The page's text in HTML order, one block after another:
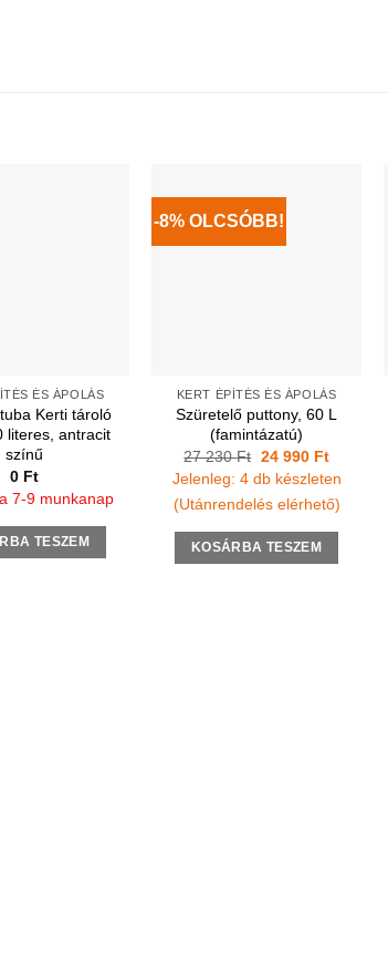
ÉS ÁPOLÁS
Kerti tároló
literes, antracit
színű
0 Ft
7-9 munkanap
TESZEM
-8% OLCSÓBB!
KERT ÉPÍTÉS ÉS ÁPOLÁS
Szüretelő puttony, 60 L
(famintázatú)
27 230Ft Original
price
was:
27
24 990 FtCurrent
is:
24
990 Ft.
Jelenleg: 4 db készleten
(Utánrendelés elérhető)
KOSÁRBA TESZEM